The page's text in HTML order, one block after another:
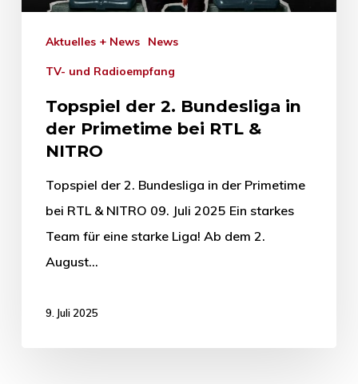
Aktuelles + News News
TV- und Radioempfang
Topspiel der 2. Bundesliga in
der Primetime bei RTL &
NITRO
Topspiel der 2. Bundesliga in der Primetime
bei RTL & NITRO 09. Juli 2025 Ein starkes
Team für eine starke Liga! Ab dem 2.
August…
9. Juli 2025